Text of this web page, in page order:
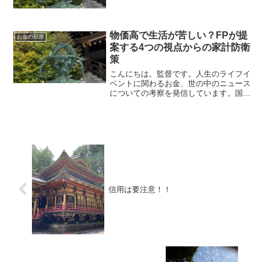
ョンを含みます）。...
お金の部屋
物価高で生活が苦しい？FPが提
案する4つの視点からの家計防衛
策
こんにちは。監督です。人生のライフイ
ベントに関わるお金、世の中のニュース
についての考察を発信しています。国家
信用は要注意！！